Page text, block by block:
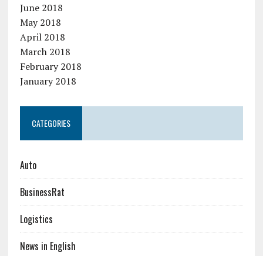
June 2018
May 2018
April 2018
March 2018
February 2018
January 2018
CATEGORIES
Auto
BusinessRat
Logistics
News in English